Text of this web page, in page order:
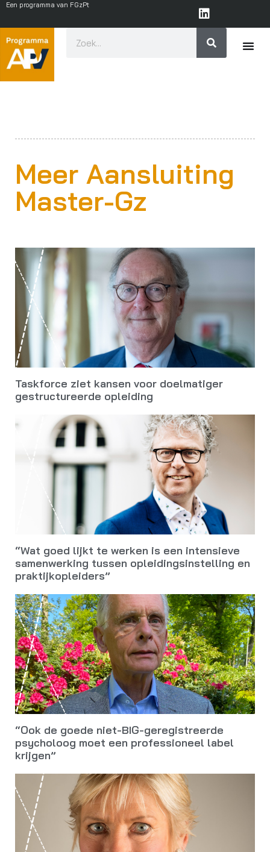
Een programma van FGzPt
Meer Aansluiting
Master-Gz
Taskforce ziet kansen voor doelmatiger
gestructureerde opleiding
“Wat goed lijkt te werken is een intensieve
samenwerking tussen opleidingsinstelling en
praktijkopleiders”
“Ook de goede niet-BIG-geregistreerde
psycholoog moet een professioneel label
krijgen”